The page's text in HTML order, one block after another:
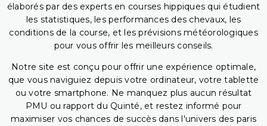
élaborés par des experts en courses hippiques qui étudient
les statistiques, les performances des chevaux, les
conditions de la course, et les prévisions météorologiques
pour vous offrir les meilleurs conseils.
Notre site est conçu pour offrir une expérience optimale,
que vous naviguiez depuis votre ordinateur, votre tablette
ou votre smartphone. Ne manquez plus aucun résultat
PMU ou rapport du Quinté, et restez informé pour
maximiser vos chances de succès dans l'univers des paris